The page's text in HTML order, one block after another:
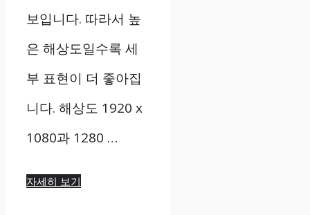
보입니다. 따라서 높
은 해상도일수록 세
부 표현이 더 좋아집
니다. 해상도 1920 x
1080과 1280 …
자세히 보기